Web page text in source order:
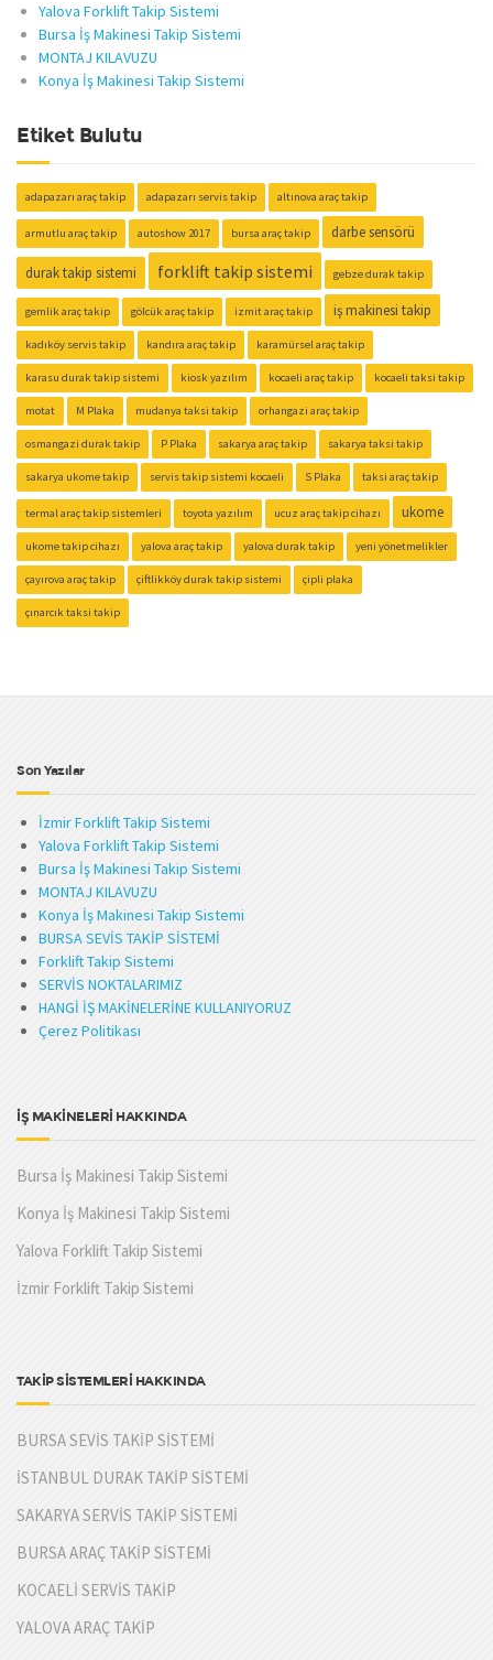
Yalova Forklift Takip Sistemi
Bursa İş Makinesi Takip Sistemi
MONTAJ KILAVUZU
Konya İş Makinesi Takip Sistemi
Etiket Bulutu
adapazarı araç takip adapazarı servis takip altınova araç takip
armutlu araç takip autoshow 2017 bursa araç takip darbe sensörü
durak takip sistemi forklift takip sistemi gebze durak takip
gemlik araç takip gölcük araç takip izmit araç takip iş makinesi takip
kadıköy servis takip kandıra araç takip karamürsel araç takip
karasu durak takip sistemi kiosk yazılım kocaeli araç takip kocaeli taksi takip
motat M Plaka mudanya taksi takip orhangazi araç takip
osmangazi durak takip P Plaka sakarya araç takip sakarya taksi takip
sakarya ukome takip servis takip sistemi kocaeli S Plaka taksi araç takip
termal araç takip sistemleri toyota yazılım ucuz araç takip cihazı ukome
ukome takip cihazı yalova araç takip yalova durak takip yeni yönetmelikler
çayırova araç takip çiftlikköy durak takip sistemi çipli plaka
çınarcık taksi takip
Son Yazılar
İzmir Forklift Takip Sistemi
Yalova Forklift Takip Sistemi
Bursa İş Makinesi Takip Sistemi
MONTAJ KILAVUZU
Konya İş Makinesi Takip Sistemi
BURSA SEVİS TAKİP SİSTEMİ
Forklift Takip Sistemi
SERVİS NOKTALARIMIZ
HANGİ İŞ MAKİNELERİNE KULLANIYORUZ
Çerez Politikası
İŞ MAKİNELERİ HAKKINDA
Bursa İş Makinesi Takip Sistemi
Konya İş Makinesi Takip Sistemi
Yalova Forklift Takip Sistemi
İzmir Forklift Takip Sistemi
TAKİP SİSTEMLERİ HAKKINDA
BURSA SEVİS TAKİP SİSTEMİ
İSTANBUL DURAK TAKİP SİSTEMİ
SAKARYA SERVİS TAKİP SİSTEMİ
BURSA ARAÇ TAKİP SİSTEMİ
KOCAELİ SERVİS TAKİP
YALOVA ARAÇ TAKİP